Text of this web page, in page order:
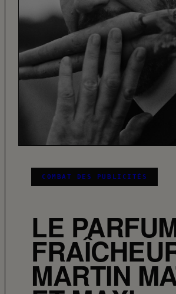
COMBAT DES PUBLICITÉS
LE
MARTIN